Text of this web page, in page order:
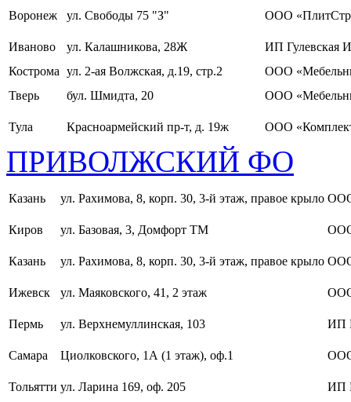
Воронеж ул. Свободы 75 "З" ООО
Иваново ул. Калашникова, 28Ж
ИП Гулевская
Кострома ул. 2-ая Волжская, д.19, стр.2
ООО
Тверь
бул. Шмидта, 20 ООО
Тула Красноармейский пр-т, д. 19ж ООО
ПРИВОЛЖСКИЙ ФО
Казань ул. Рахимова, 8, корп. 30, 3-й этаж, правое крыло
Киров ул. Базовая, 3, Домфорт ТМ
Казань ул. Рахимова, 8, корп. 30, 3-й этаж, правое крыло
Ижевск ул. Маяковского, 41, 2 этаж
Пермь ул. Верхнемуллинская, 103 ИП
Самара Циолковского, 1А (1 этаж), оф.1
Тольятти ул. Ларина 169, оф. 205 ИП